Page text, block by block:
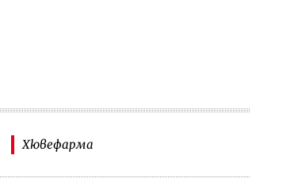
Хювефарма